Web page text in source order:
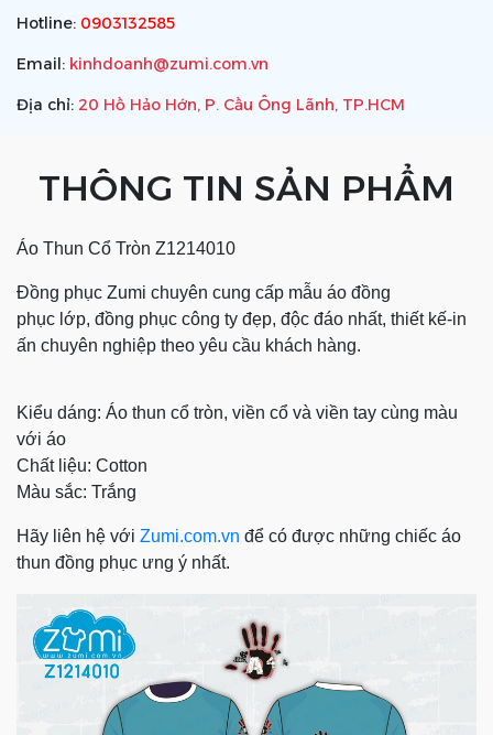
Hotline: 0903132585
Email: kinhdoanh@zumi.com.vn
Địa chỉ: 20 Hồ Hảo Hớn, P. Cầu Ông Lãnh, TP.HCM
THÔNG TIN SẢN PHẨM
Áo Thun Cổ Tròn Z1214010
Đồng phục Zumi chuyên cung cấp mẫu áo đồng
phục lớp, đồng phục công ty đẹp, độc đáo nhất, thiết kế-in
ấn chuyên nghiệp theo yêu cầu khách hàng.
Kiểu dáng: Áo thun cổ tròn, viền cổ và viền tay cùng màu
với áo
Chất liệu: Cotton
Màu sắc: Trắng
Hãy liên hệ với Zumi.com.vn để có được những chiếc áo
thun đồng phục ưng ý nhất.